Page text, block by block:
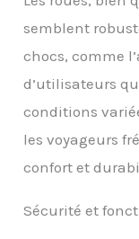
semblent
chocs, comme
d’utilisateurs
conditions
les voyageurs
confort et
Sécurité et